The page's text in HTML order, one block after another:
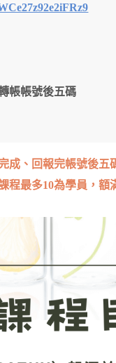
帳帳號後五碼
成、回報完帳號後五
程最多10為學員，額